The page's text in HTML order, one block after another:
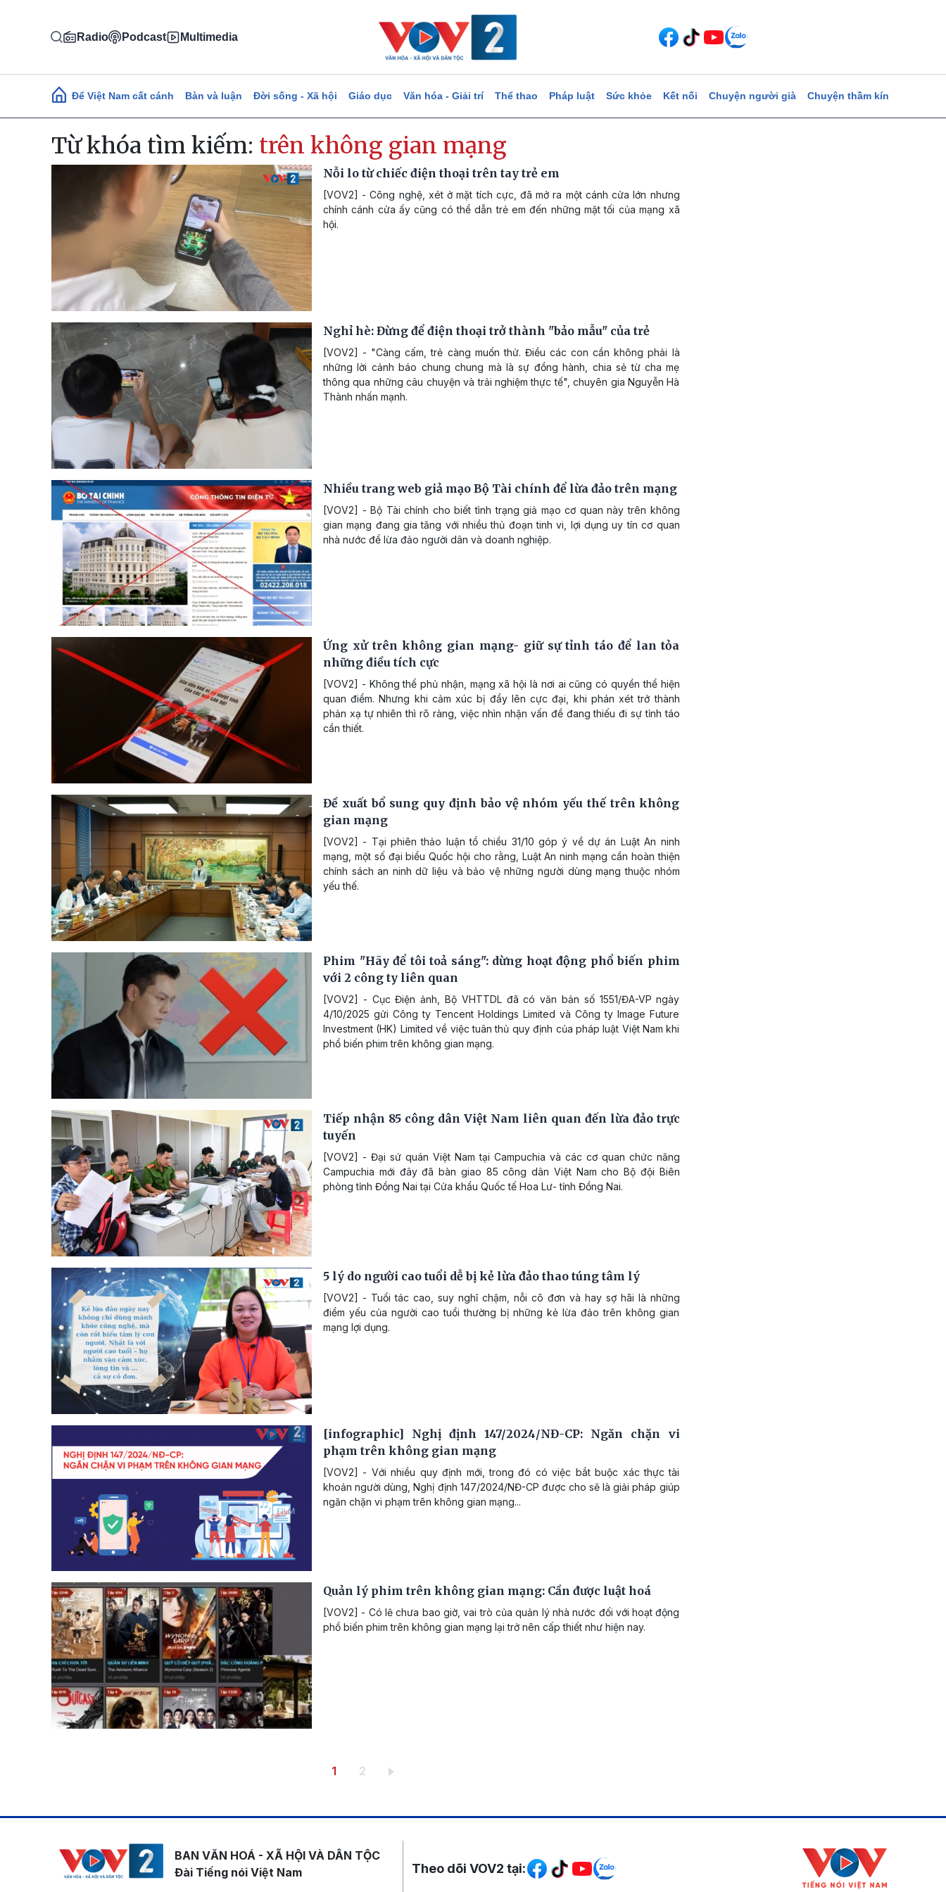
Radio Podcast Multimedia
Main navigation
Để Việt Nam cất cánh Bàn và luận Đời sống - Xã hội Giáo dục Văn hóa - Giải trí Thể thao Pháp luật Sức khỏe Kết nối Chuyện người già Chuyện thầm kín
Từ khóa tìm kiếm: trên không gian mạng
Nỗi lo từ chiếc điện thoại trên tay trẻ em
[VOV2] - Công nghệ, xét ở mặt tích cực, đã mở ra một cánh cửa lớn nhưng
chính cánh cửa ấy cũng có thể dẫn trẻ em đến những mặt tối của mạng xã
hội.
Nghỉ hè: Đừng để điện thoại trở thành "bảo mẫu" của trẻ
[VOV2] - "Càng cấm, trẻ càng muốn thử. Điều các con cần không phải là
những lời cảnh báo chung chung mà là sự đồng hành, chia sẻ từ cha mẹ
thông qua những câu chuyện và trải nghiệm thực tế", chuyên gia Nguyễn Hà
Thành nhấn mạnh.
Nhiều trang web giả mạo Bộ Tài chính để lừa đảo trên mạng
[VOV2] - Bộ Tài chính cho biết tình trạng giả mạo cơ quan này trên không
gian mạng đang gia tăng với nhiều thủ đoạn tinh vi, lợi dụng uy tín cơ quan
nhà nước để lừa đảo người dân và doanh nghiệp.
Ứng xử trên không gian mạng- giữ sự tỉnh táo để lan tỏa
những điều tích cực
[VOV2] - Không thể phủ nhận, mạng xã hội là nơi ai cũng có quyền thể hiện
quan điểm. Nhưng khi cảm xúc bị đẩy lên cực đại, khi phán xét trở thành
phản xạ tự nhiên thì rõ ràng, việc nhìn nhận vấn đề đang thiếu đi sự tỉnh táo
cần thiết.
Đề xuất bổ sung quy định bảo vệ nhóm yếu thế trên không
gian mạng
[VOV2] - Tại phiên thảo luận tổ chiều 31/10 góp ý về dự án Luật An ninh
mạng, một số đại biểu Quốc hội cho rằng, Luật An ninh mạng cần hoàn thiện
chính sách an ninh dữ liệu và bảo vệ những người dùng mạng thuộc nhóm
yếu thế.
Phim "Hãy để tôi toả sáng": dừng hoạt động phổ biến phim
với 2 công ty liên quan
[VOV2] - Cục Điện ảnh, Bộ VHTTDL đã có văn bản số 1551/ĐA-VP ngày
4/10/2025 gửi Công ty Tencent Holdings Limited và Công ty Image Future
Investment (HK) Limited về việc tuân thủ quy định của pháp luật Việt Nam khi
phổ biến phim trên không gian mạng.
Tiếp nhận 85 công dân Việt Nam liên quan đến lừa đảo trực
tuyến
[VOV2] - Đại sứ quán Việt Nam tại Campuchia và các cơ quan chức năng
Campuchia mới đây đã bàn giao 85 công dân Việt Nam cho Bộ đội Biên
phòng tỉnh Đồng Nai tại Cửa khẩu Quốc tế Hoa Lư- tỉnh Đồng Nai.
5 lý do người cao tuổi dễ bị kẻ lừa đảo thao túng tâm lý
[VOV2] - Tuổi tác cao, suy nghĩ chậm, nỗi cô đơn và hay sợ hãi là những
điểm yếu của người cao tuổi thường bị những kẻ lừa đảo trên không gian
mạng lợi dụng.
[infographic] Nghị định 147/2024/NĐ-CP: Ngăn chặn vi
phạm trên không gian mạng
[VOV2] - Với nhiều quy định mới, trong đó có việc bắt buộc xác thực tài
khoản người dùng, Nghị định 147/2024/NĐ-CP được cho sẽ là giải pháp giúp
ngăn chặn vi phạm trên không gian mạng...
Quản lý phim trên không gian mạng: Cần được luật hoá
[VOV2] - Có lẽ chưa bao giờ, vai trò của quản lý nhà nước đối với hoạt động
phổ biến phim trên không gian mạng lại trở nên cấp thiết như hiện nay.
Trang hiện thời
1 Trang
2
BAN VĂN HOÁ - XÃ HỘI VÀ DÂN TỘC
Đài Tiếng nói Việt Nam
Mạng xã hội
Theo dõi VOV2 tại: